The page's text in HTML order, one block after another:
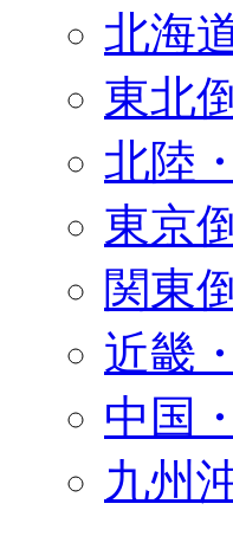
北海
東北
北陸
東京
関東
近畿
中国
九州